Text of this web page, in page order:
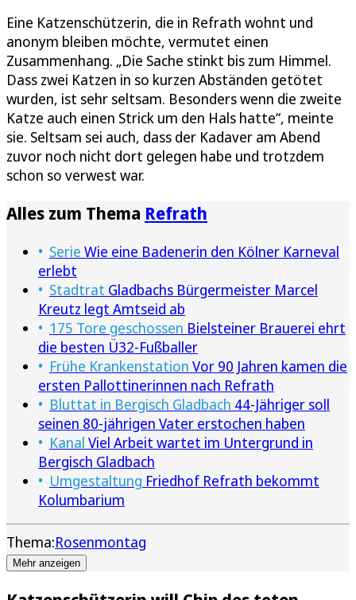
Eine Katzenschützerin, die in Refrath wohnt und
anonym bleiben möchte, vermutet einen
Zusammenhang. „Die Sache stinkt bis zum Himmel.
Dass zwei Katzen in so kurzen Abständen getötet
wurden, ist sehr seltsam. Besonders wenn die zweite
Katze auch einen Strick um den Hals hatte“, meinte
sie. Seltsam sei auch, dass der Kadaver am Abend
zuvor noch nicht dort gelegen habe und trotzdem
schon so verwest war.
Alles zum Thema Refrath
Serie Wie eine Badenerin den Kölner Karneval
erlebt
Stadtrat Gladbachs Bürgermeister Marcel
Kreutz legt Amtseid ab
175 Tore geschossen Bielsteiner Brauerei ehrt
die besten Ü32-Fußballer
Frühe Krankenstation Vor 90 Jahren kamen die
ersten Pallottinerinnen nach Refrath
Bluttat in Bergisch Gladbach 44-Jähriger soll
seinen 80-jährigen Vater erstochen haben
Kanal Viel Arbeit wartet im Untergrund in
Bergisch Gladbach
Umgestaltung Friedhof Refrath bekommt
Kolumbarium
Thema:Rosenmontag
Mehr anzeigen